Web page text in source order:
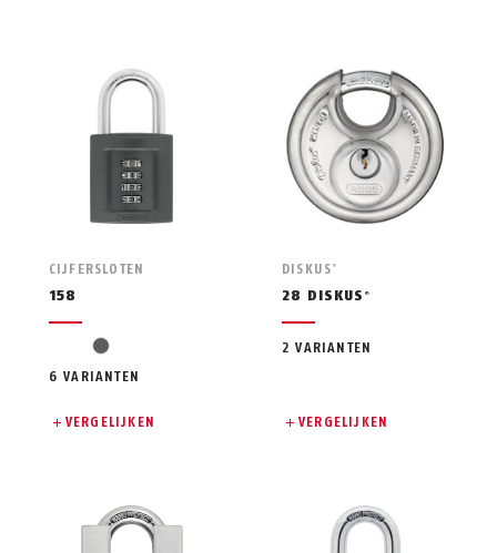
CIJFERSLOTEN
158
grey
6 VARIANTEN
VERGELIJKEN
DISKUS ®
28 DISKUS ®
2 VARIANTEN
VERGELIJKEN